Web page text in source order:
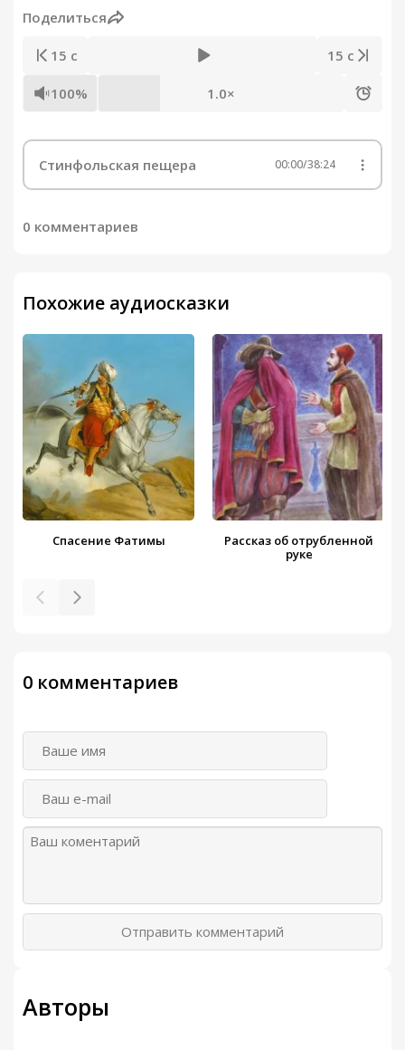
Поделиться
15 с 15 с
100% 1.0×
Стинфольская пещера 00:00/38:24
0 комментариев
Похожие аудиосказки
Спасение Фатимы
Рассказ об отрубленной
руке
0 комментариев
Отправить комментарий
Авторы